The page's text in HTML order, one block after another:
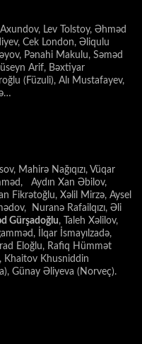
Lev Tolstoy, Əhməd
Cek London, Əliqulu
Pənahi Makulu, Səməd
Arif, Bəxtiyar
(Füzuli), Alı Mustafayev,
Mahirə Nağıqızı, Vüqar
Aydın Xan Əbilov,
Fikrətoğlu, Xəlil Mirzə, Aysel
Nuranə Rafailqızı, Əli
Gürşadoğlu, Taleh Xəlilov,
İlqar İsmayılzadə,
Eloğlu, Rafiq Hümmət
Khaitov Khusniddin
Günay Əliyeva (Norveç).